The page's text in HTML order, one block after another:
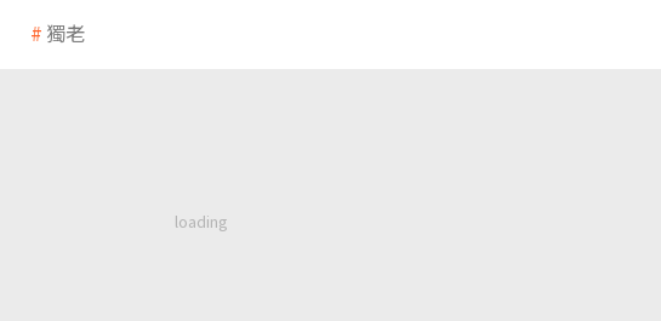
獨老